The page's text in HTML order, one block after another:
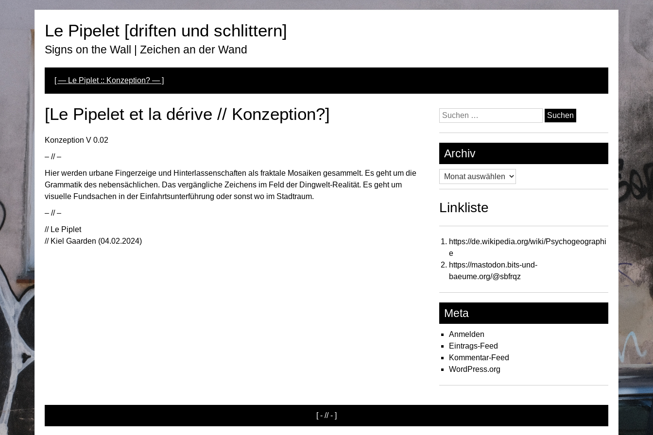
springen
Le Pipelet [driften und schlittern]
Signs on the Wall | Zeichen an der Wand
[ — Le Piplet :: Konzeption? — ]
[Le Pipelet et la dérive // Konzeption?]
Konzeption V 0.02
– // –
Hier werden urbane Fingerzeige und Hinterlassenschaften als fraktale Mosaiken gesammelt. Es geht um die
Grammatik des nebensächlichen. Das vergängliche Zeichens im Feld der Dingwelt-Realität. Es geht um
visuelle Fundsachen in der Einfahrtsunterführung oder sonst wo im Stadtraum.
– // –
// Le Piplet
// Kiel Gaarden (04.02.2024)
Suchen
nach:
Archiv
Archiv
Linkliste
https://de.wikipedia.org/wiki/Psychogeographi
e
https://mastodon.bits-und-
baeume.org/@sbfrqz
Meta
Anmelden
Eintrags-Feed
Kommentar-Feed
WordPress.org
[ - // - ]